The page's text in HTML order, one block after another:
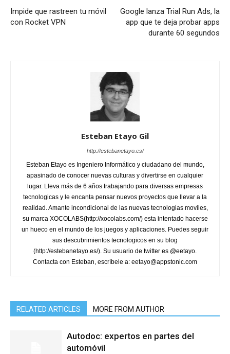
Impide que rastreen tu móvil
con Rocket VPN
Google lanza Trial Run Ads, la
app que te deja probar apps
durante 60 segundos
Esteban Etayo Gil
http://estebanetayo.es/
Esteban Etayo es Ingeniero Informático y ciudadano del mundo,
apasinado de conocer nuevas culturas y divertirse en cualquier
lugar. Lleva más de 6 años trabajando para diversas empresas
tecnologicas y le encanta pensar nuevos proyectos que llevar a la
realidad. Amante incondicional de las nuevas tecnologias moviles,
su marca XOCOLABS(http://xocolabs.com/) esta intentado hacerse
un hueco en el mundo de los juegos y aplicaciones. Puedes seguir
sus descubrimientos tecnologicos en su blog
(http://estebanetayo.es/). Su usuario de twitter es @eetayo.
Contacta con Esteban, escríbele a: eetayo@appstonic.com
RELATED ARTICLES MORE FROM AUTHOR
Autodoc: expertos en partes del
automóvil